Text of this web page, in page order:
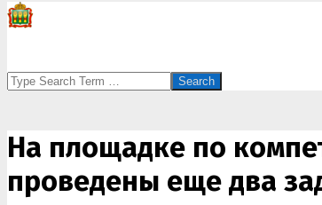
Search
На площадке по
проведены еще два